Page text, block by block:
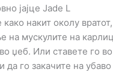
јајце Jade L
како накит околу
на мускулите на
џеб. Или ставете го
да го закачите на